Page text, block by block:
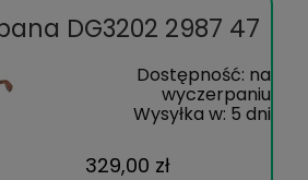
DG3202 2987 47
Dostępność: na
wyczerpaniu
Wysyłka w: 5 dni
329,00 zł